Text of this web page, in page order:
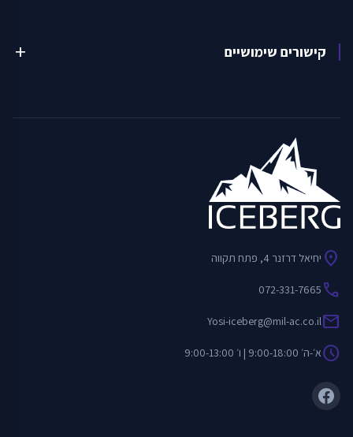
קישורים שימושיים add
location_on יחיאל דרזנר 4, פתח תקווה
call
072-331-7665
mail
Yosi-iceberg@mil-ac.co.il
scheduleא׳-ה׳ 9:00-18:00 | ו׳ 9:00-13:00